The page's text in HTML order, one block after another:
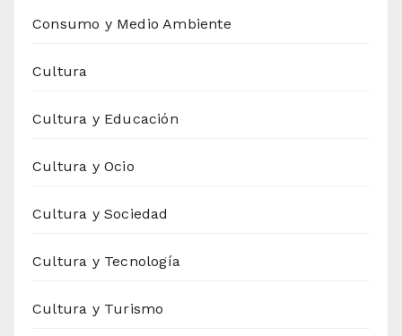
Consumo y Medio Ambiente
Cultura
Cultura y Educación
Cultura y Ocio
Cultura y Sociedad
Cultura y Tecnología
Cultura y Turismo